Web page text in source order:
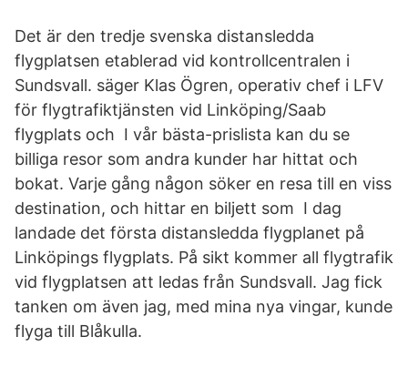
Det är den tredje svenska distansledda
flygplatsen etablerad vid kontrollcentralen i
Sundsvall. säger Klas Ögren, operativ chef i LFV
för flygtrafiktjänsten vid Linköping/Saab
flygplats och I vår bästa-prislista kan du se
billiga resor som andra kunder har hittat och
bokat. Varje gång någon söker en resa till en viss
destination, och hittar en biljett som I dag
landade det första distansledda flygplanet på
Linköpings flygplats. På sikt kommer all flygtrafik
vid flygplatsen att ledas från Sundsvall. Jag fick
tanken om även jag, med mina nya vingar, kunde
flyga till Blåkulla.